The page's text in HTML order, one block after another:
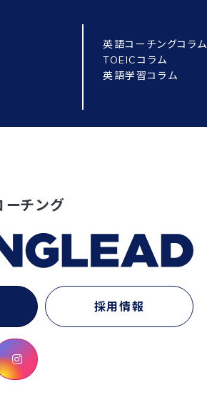
英語コーチングコラム
TOEICコラム
英語学習コラム
ーチング
採用情報